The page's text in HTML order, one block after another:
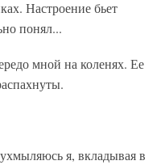
Настроение бьет
понял...
мной на коленях. Ее
я, вкладывая в